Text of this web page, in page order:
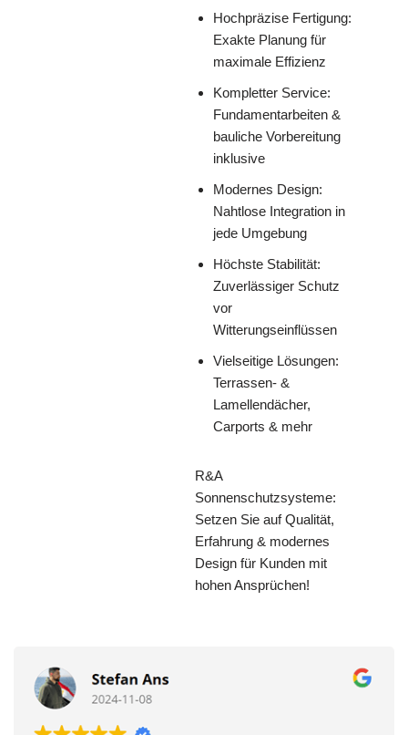
Hochpräzise Fertigung:
Exakte Planung für
maximale Effizienz
Kompletter Service:
Fundamentarbeiten &
bauliche Vorbereitung
inklusive
Modernes Design:
Nahtlose Integration in
jede Umgebung
Höchste Stabilität:
Zuverlässiger Schutz
vor
Witterungseinflüssen
Vielseitige Lösungen:
Terrassen- &
Lamellendächer,
Carports & mehr
R&A
Sonnenschutzsysteme:
Setzen Sie auf Qualität,
Erfahrung & modernes
Design für Kunden mit
hohen Ansprüchen!